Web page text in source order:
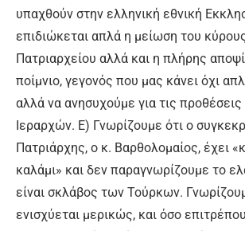
υπαχθούν στην ελληνική εθνική
επιδιώκεται απλά η μείωση του
Πατριαρχείου αλλά και η πλήρης
ποίμνιο, γεγονός που μας κάνει όχι
αλλά να ανησυχούμε για τις
Ιεραρχών. Ε) Γνωρίζουμε ότι ο
Πατριάρχης, ο κ. Βαρθολομαίος, έχει
καλάμι» και δεν παραγνωρίζουμε το
είναι σκλάβος των Τούρκων.
ενισχύεται μερικώς, και όσο